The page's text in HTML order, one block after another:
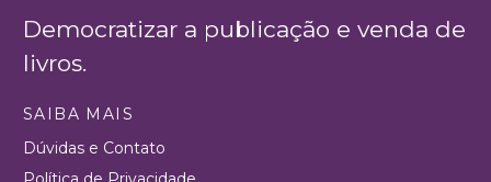
Democratizar a publicação e venda de
livros.
SAIBA MAIS
Dúvidas e Contato